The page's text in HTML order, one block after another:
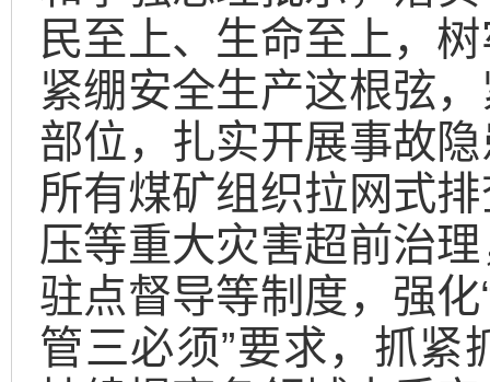
民至上、生命至上，
紧绷安全生产这根弦
部位，扎实开展事故
所有煤矿组织拉网式
压等重大灾害超前治
驻点督导等制度，强化
管三必须”要求，抓